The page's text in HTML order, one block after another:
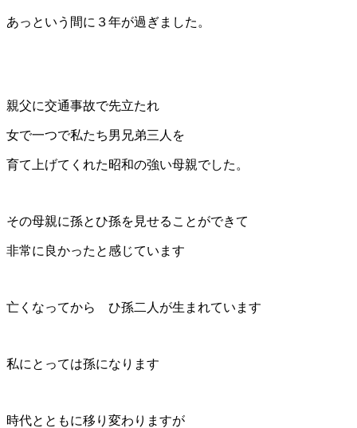
あっという間に３年が過ぎました。
親父に交通事故で先立たれ
女で一つで私たち男兄弟三人を
育て上げてくれた昭和の強い母親でした。
その母親に孫とひ孫を見せることができて
非常に良かったと感じています
亡くなってから ひ孫二人が生まれています
私にとっては孫になります
時代とともに移り変わりますが